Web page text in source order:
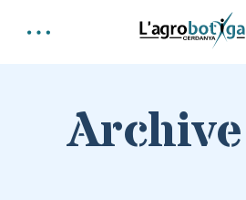
Archive